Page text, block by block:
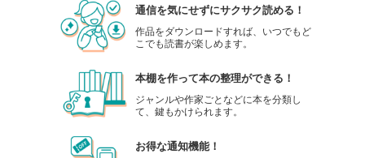
通信を気にせずにサクサク読める！
作品をダウンロードすれば、いつでもど
こでも読書が楽しめます。
本棚を作って本の整理ができる！
ジャンルや作家ごとなどに本を分類し
て、鍵もかけられます。
お得な通知機能！